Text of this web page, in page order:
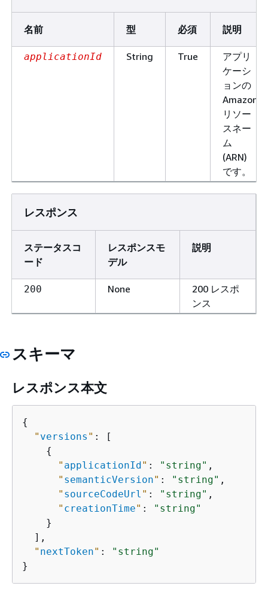
名前 型 必須 説明
applicationId String True
アプリ
ケーシ
ョンの
Amazon
リソー
スネー
ム
(ARN)
です。
レスポンス
ステータスコ
ード
レスポンスモ
デル
説明
200 None
200 レスポ
ンス
スキーマ
レスポンス本文
{
" versions " : [
{
" applicationId" : "string" ,
" semanticVersion" : "string" ,
" sourceCodeUrl " : "string" ,
" creationTime" :
"string"
    }
  ],
" nextToken" :
"string"
}